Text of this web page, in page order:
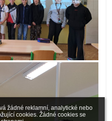
žádné reklamní, analytické nebo
cookies. Žádné cookies se